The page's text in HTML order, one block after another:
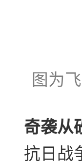
图为
奇袭从
抗日战